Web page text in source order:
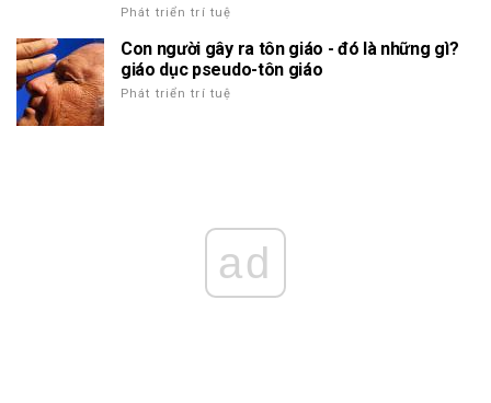
Phát triển trí tuệ
Con người gây ra tôn giáo - đó là những gì?
giáo dục pseudo-tôn giáo
Phát triển trí tuệ
ad